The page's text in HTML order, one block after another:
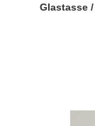
Glastasse